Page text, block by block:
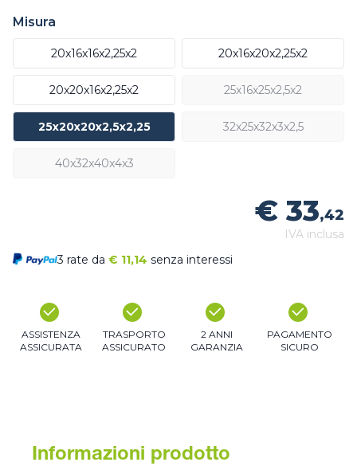
Misura
20x16x16x2,25x2 20x16x20x2,25x2
20x20x16x2,25x2 25x16x25x2,5x2
25x20x20x2,5x2,25 32x25x32x3x2,5
40x32x40x4x3
€ 33,42
IVA inclusa
3 rate da € 11,14 senza interessi
ASSISTENZA
ASSICURATA
TRASPORTO
ASSICURATO
2 ANNI
GARANZIA
PAGAMENTO
SICURO
Informazioni prodotto